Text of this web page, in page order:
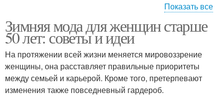
Тренды в женской моде
современной моде
Тренды в современной
моде
Современная мода
Показать все
Зимняя мода для женщин старше
50 лет: советы и идеи
На протяжении всей жизни меняется мировоззрение
женщины, она расставляет правильные приоритеты
между семьей и карьерой. Кроме того, претерпевают
изменения также повседневный гардероб.